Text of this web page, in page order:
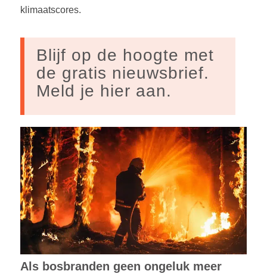
klimaatscores.
Blijf op de hoogte met
de gratis nieuwsbrief.
Meld je hier aan.
Als bosbranden geen ongeluk meer